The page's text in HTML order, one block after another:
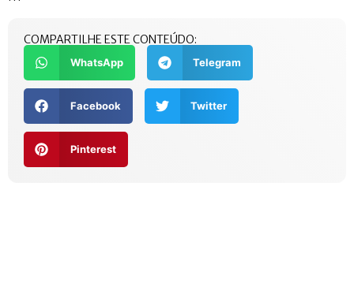
COMPARTILHE ESTE CONTEÚDO:
WhatsApp Telegram
Facebook Twitter
Pinterest